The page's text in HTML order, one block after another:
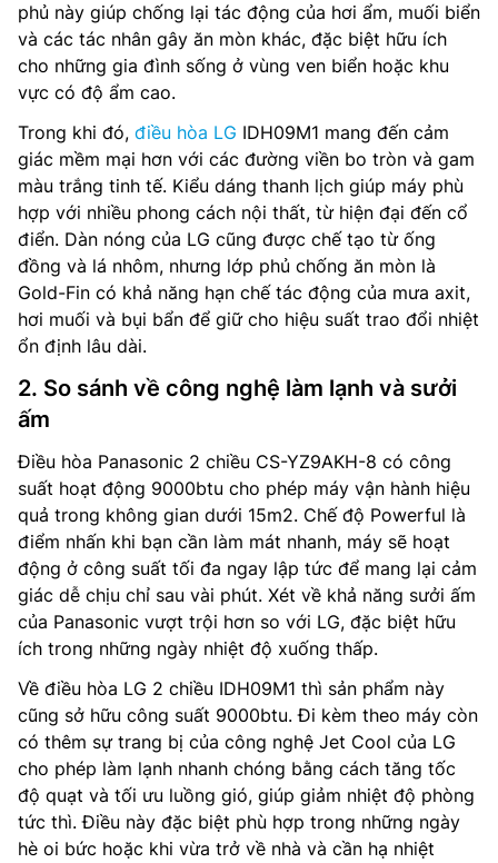
phủ này giúp chống lại tác động của hơi ẩm, muối biển
và các tác nhân gây ăn mòn khác, đặc biệt hữu ích
cho những gia đình sống ở vùng ven biển hoặc khu
vực có độ ẩm cao.
Trong khi đó, điều hòa LG IDH09M1 mang đến cảm
giác mềm mại hơn với các đường viền bo tròn và gam
màu trắng tinh tế. Kiểu dáng thanh lịch giúp máy phù
hợp với nhiều phong cách nội thất, từ hiện đại đến cổ
điển. Dàn nóng của LG cũng được chế tạo từ ống
đồng và lá nhôm, nhưng lớp phủ chống ăn mòn là
Gold-Fin có khả năng hạn chế tác động của mưa axit,
hơi muối và bụi bẩn để giữ cho hiệu suất trao đổi nhiệt
ổn định lâu dài.
2. So sánh về công nghệ làm lạnh và sưởi
ấm
Điều hòa Panasonic 2 chiều CS-YZ9AKH-8 có công
suất hoạt động 9000btu cho phép máy vận hành hiệu
quả trong không gian dưới 15m2. Chế độ Powerful là
điểm nhấn khi bạn cần làm mát nhanh, máy sẽ hoạt
động ở công suất tối đa ngay lập tức để mang lại cảm
giác dễ chịu chỉ sau vài phút. Xét về khả năng sưởi ấm
của Panasonic vượt trội hơn so với LG, đặc biệt hữu
ích trong những ngày nhiệt độ xuống thấp.
Về điều hòa LG 2 chiều IDH09M1 thì sản phẩm này
cũng sở hữu công suất 9000btu. Đi kèm theo máy còn
có thêm sự trang bị của công nghệ Jet Cool của LG
cho phép làm lạnh nhanh chóng bằng cách tăng tốc
độ quạt và tối ưu luồng gió, giúp giảm nhiệt độ phòng
tức thì. Điều này đặc biệt phù hợp trong những ngày
hè oi bức hoặc khi vừa trở về nhà và cần hạ nhiệt